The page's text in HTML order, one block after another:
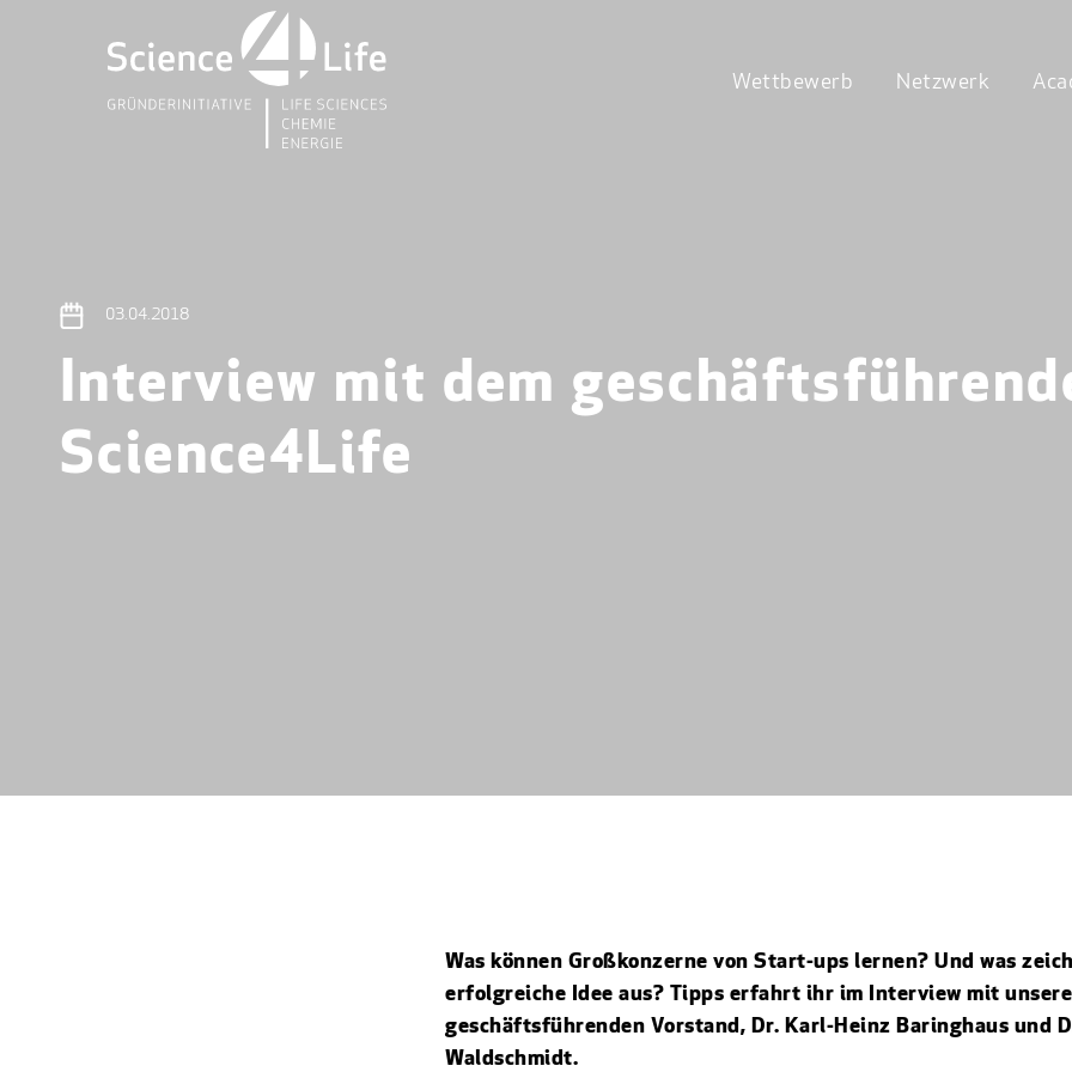
Wettbewerb Netzwerk
03.04.2018
Interview mit dem
Science4Life
Was können Großkonzerne von Start-ups lernen? Und was
erfolgreiche Idee aus? Tipps erfahrt ihr im Interview mit
geschäftsführenden Vorstand, Dr. Karl-Heinz Baringhaus und
Waldschmidt.